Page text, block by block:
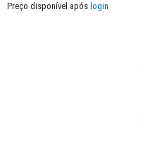
Preço disponível após login